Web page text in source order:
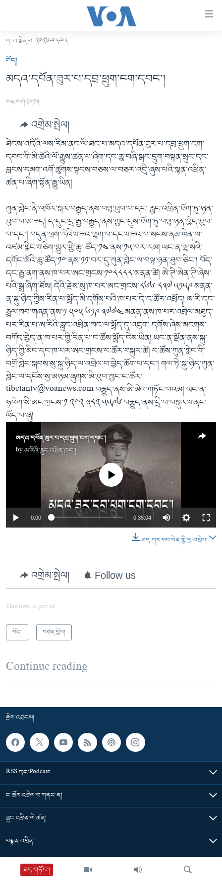
བདེ་
བའི་
འབྲེལ།
གཞུང་
དངོས་
བསྐྱོད།
དཀར་
ཆག་
ཐད་
ཀར་
འཚོལ་
ཞིབ་
ལ་
བསྐྱོད།
བོད།
མདུན་ངོས།
རྒྱ་ནག
འཛམ་གླིང་།
ཧི་མ་ལ་ཡ།
བརྙན་འཕྲིན།
ཀུན་གླེང་གསར་འགྱུར།
དྲ་སྣང་གི་བོད།
དྲ་བརྙན་གསར་འགྱུར།
ཁ་བའི་མི་སྣ།
བུད་མེད་ལེ་ཚན།
དཔེ་ཀློག
ཆབ་སྲིད་བཙོན་པ་ངོ་སྤྲོད།
རླུང་འཕྲིན།
དགོང་དྲོའི་གསར་འགྱུར།
བགྲོ་གླེང་མདུན་ལྕོག
བསྐྱར་ཞིབ།
པོ་ཊི་ཁ་སི།
དཔེ་ཀློག
ཕ་ཡུལ་གླེང་སྟེགས།
ཆོས་རིག་ལེ་ཚན།
གཞོན་སྐྱེས་དང་ཤེས་ཡོན།
འཕྲོད་བསྟེན་དང་དོན་ལྡན་གྱི་མི་ཚེ།
གངས་རིའི་བྲག་ཅ།
བུད་མེད།
སོ་ཡ་ལ། བོད་ཀྱི་གླུ་གཞས།
Learning English
རྗེས་འབྲངས།
སྐད་ཡིག
ཐད་གཏོང་།
གཟའ་སྤེན་པ་ ༢༠༢༦-༠༨-༠༨
བོད།
མདའ་དཔོན་ཟུར་པ་དབྲ་ཕྲུག་ངག་དབང་།
༠༤།༠༧།༢༠༡༣
འགྲེམ་སྤེལ།
ཐེངས་འདིའི་ལས་རིམ་ནང་ལི་ཐང་པ་མདའ་དཔོན་ཟུར་པ་དབྲ་ཕྲུག་ངག་
དབང་གི་མི་ཚེའི་ལོ་རྒྱུས་ཚན་པ་ཞིག་དང་ཆུ་བཞི་སྒང་དྲུག་བསྟན་སྲུང་དང་
བླངས་དམག་འགོ་ཚུགས་སྟངས་བཅས་ལ་བཅར་འདྲི་ཞུས་པའི་སྙན་འཕྲིན་
ཚན་པ་ཞིག་སྟོན་རྒྱུ་ཡིན།
ཀུན་གླེང་ནི་འཁོར་སྐར་བརྒྱུད་ནས་བལྟ་ཐུབ་པ་དང་ རླུང་འཕྲིན་ཐོག་ཏུ་ཉན་
ཐུབ་པ་མ་ཟད། ད་དུང་དྲ་རྒྱ་བརྒྱུད་ནས་ཀྱང་དུས་ཐོག་ཏུ་བལྟ་ཉན་བྱེད་ཐུབ་
པ་དང༌། བདུན་ཕྲག་རེའི་གཟའ་ལྷག་པ་དང་གཟའ་པ་སངས་ནམ་ཡིན་ལ་
འཛམ་གླིང་གཅིག་གྱུར་གྱི་ཆུ་ ཚོད་༡༤་ནས་༡༥་བར་རམ། ཡང་ན་ལྷ་སའི་
དགོང་མོའི་ཆུ་ཚོད་༡༠་ནས་༡༡་བར་དུ་ཀུན་གླེང་ལ་བལྟ་ཉན་ཐུབ་ཅིང༌། བོད་
དང་རྒྱ་ནག་ནས་ཁ་པར་ཨང་གྲངས་༡༠༨༨༨༨་མནན་ཚེ། ཨེ་ཊི་ཨེན་ཊི་ཞེས་
པའི་སྒྲ་ཞིག་ཐོས། དེའི་རྗེས་སུ་ཁ་པར་ཨང་གྲངས་༨༦༦ ༨༣༧ ༥༡༥༩ མནན་
ན་སྐུ་ཉིད་ཀྱིས་རིན་པ་སྤྲོད་མི་དགོས་པའི་ཁ་པར་དེ་ང་ཚོར་འཕྲོད། ཨ་རི་དང་
རྒྱལ་ཁབ་གཞན་ནས་༡ ༢༠༢ ༦༡༩ ༣༧༧༤ མནན་ནས་ཁ་པར་འབྲེལ་མཐུད་
པར་རིན་པ་ཨ་རིའི་རླུང་འཕྲིན་ཁང་ལ་སྤྲོད་དུ་འཇུག་ དགོས་ཞེས་མངགས་
བཀོད་བྱེད་ན་ཁ་པར་གྱི་རིན་པ་ང་ཚོས་སྤྲོད་ངེས་ཡིན། ཡང་ན་སྔོན་ནས་སྐུ་
ཉིད་ཀྱི་མིང་དང་ཁ་པར་ཨང་གྲངས་ང་ཚོར་བསྐུར་ཚེ། ང་ཚོས་ཀུན་གླེང་གི་
བགྲོ་གླེང་སྐབས་སུ་སྐུ་ཉིད་ལ་འབྲེལ་བ་བྱེད་ཆོག་པ་དང༌། གལ་ཏེ་སྐུ་ཉིད་ཀུན་
གླེང་ལ་དངོས་སུ་མཉམ་ཞུགས་མི་ཐུབ་ཀྱང་ང་ཚོར་
tibetantv@voanews.com བརྒྱུད་ནས་ཨི་མེལ་གཏོང་བའམ། ཡང་ན་
ཧཕེཀ་སི་ཨང་གྲངས་༡ ༢༠༢ ༣༨༢ ༥༥༩༦ བརྒྱུད་ནས་དྲི་བ་བསྐུར་གནང་
ཡོད་པ་ཞུ།
མདའ་དཔོན་ཟུར་པ་དབྲ་ཕྲུག་ངག་དབང་།
byཨ་རིའི་རླུང་འཕྲིན་ཁང་།
No media source currently available
0:00 0:35:04
ཐད་ཀར་ཕབ་ལེན་གྱི་དྲ་འབྲེལ།
འགྲེམ་སྤེལ། Follow us
This item is part of
བོད། བཙན་བྱོལ།
Continue reading
རྗེས་འབྲངས།
RSS དང་Podcast
ང་ཚོར་འབྲེལ་བ་གནང་ན།
རླུང་འཕྲིན་ལེ་ཚན།
བརྙན་འཕྲིན།
གསར་འགྱུར་ཁག